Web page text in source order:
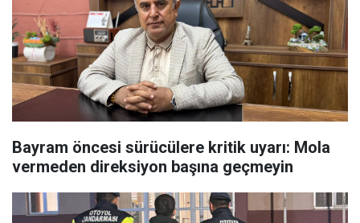
Bayram öncesi sürücülere kritik uyarı: Mola
vermeden direksiyon başına geçmeyin